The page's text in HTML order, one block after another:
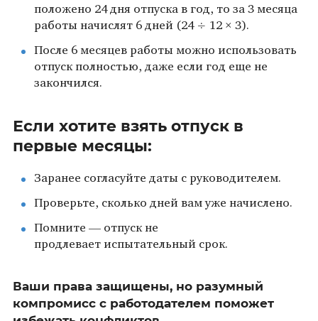
положено 24 дня отпуска в год, то за 3 месяца
работы начислят 6 дней (24 ÷ 12 × 3).
После 6 месяцев работы можно использовать
отпуск полностью, даже если год еще не
закончился.
Если хотите взять отпуск в
первые месяцы:
Заранее согласуйте даты с руководителем.
Проверьте, сколько дней вам уже начислено.
Помните — отпуск не
продлевает испытательный срок.
Ваши права защищены, но разумный
компромисс с работодателем поможет